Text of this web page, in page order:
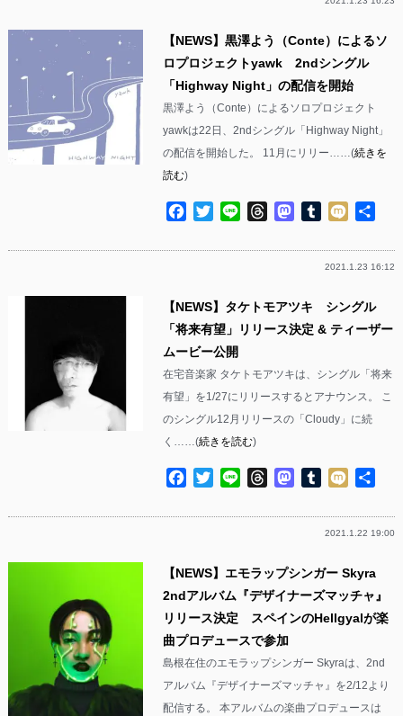
【NEWS】黒澤よう（Conte）によるソ
ロプロジェクトyawk 2ndシングル
「Highway Night」の配信を開始
黒澤よう（Conte）によるソロプロジェクト
yawkは22日、2ndシングル「Highway Night」
の配信を開始した。 11月にリリー……(続きを
読む)
Facebook
TwitterLine ThreadsMastodon
Tumblr
Mixi
2021.1.23 16:12
【NEWS】タケトモアツキ シングル
「将来有望」リリース決定 & ティーザー
ムービー公開
在宅音楽家 タケトモアツキは、シングル「将来
有望」を1/27にリリースするとアナウンス。 こ
のシングル12月リリースの「Cloudy」に続
く……(続きを読む)
Facebook
TwitterLine ThreadsMastodon
Tumblr
Mixi
2021.1.22 19:00
【NEWS】エモラップシンガー Skyra
2ndアルバム『デザイナーズマッチャ』
リリース決定 スペインのHellgyalが楽
曲プロデュースで参加
島根在住のエモラップシンガー Skyraは、2nd
アルバム『デザイナーズマッチャ』を2/12より
配信する。 本アルバムの楽曲プロデュースは